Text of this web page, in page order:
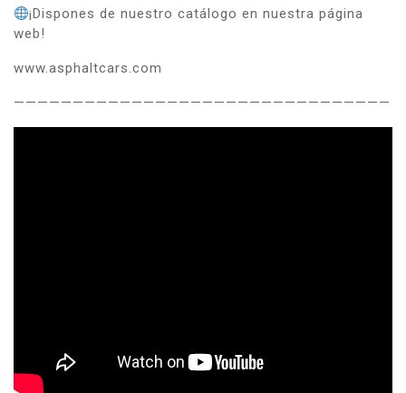
¡Dispones de nuestro catálogo en nuestra página
web!
www.asphaltcars.com
————————————————————————————————